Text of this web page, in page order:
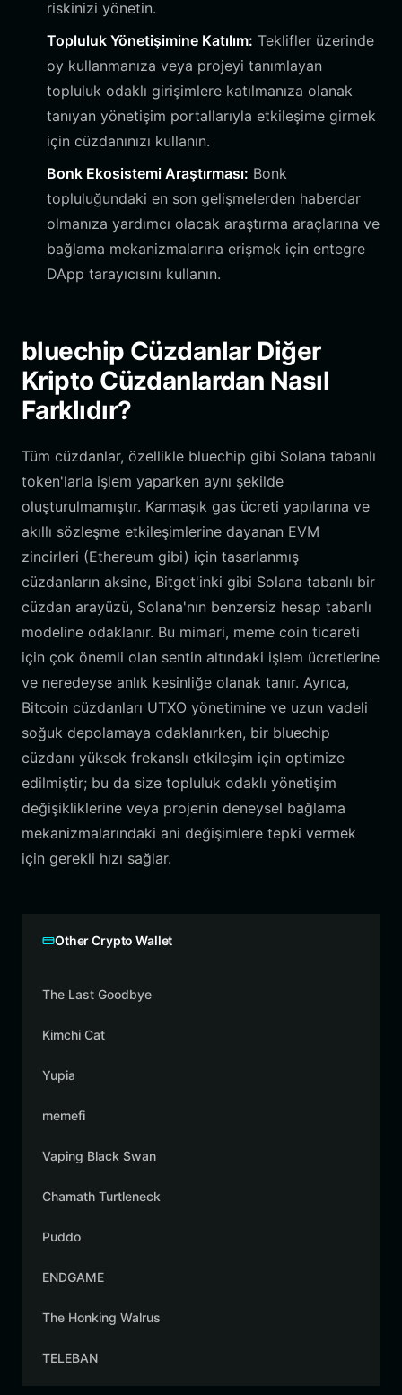
riskinizi yönetin.
Topluluk Yönetişimine Katılım: Teklifler üzerinde
oy kullanmanıza veya projeyi tanımlayan
topluluk odaklı girişimlere katılmanıza olanak
tanıyan yönetişim portallarıyla etkileşime girmek
için cüzdanınızı kullanın.
Bonk Ekosistemi Araştırması: Bonk
topluluğundaki en son gelişmelerden haberdar
olmanıza yardımcı olacak araştırma araçlarına ve
bağlama mekanizmalarına erişmek için entegre
DApp tarayıcısını kullanın.
bluechip Cüzdanlar Diğer
Kripto Cüzdanlardan Nasıl
Farklıdır?
Tüm cüzdanlar, özellikle bluechip gibi Solana tabanlı
token'larla işlem yaparken aynı şekilde
oluşturulmamıştır. Karmaşık gas ücreti yapılarına ve
akıllı sözleşme etkileşimlerine dayanan EVM
zincirleri (Ethereum gibi) için tasarlanmış
cüzdanların aksine, Bitget'inki gibi Solana tabanlı bir
cüzdan arayüzü, Solana'nın benzersiz hesap tabanlı
modeline odaklanır. Bu mimari, meme coin ticareti
için çok önemli olan sentin altındaki işlem ücretlerine
ve neredeyse anlık kesinliğe olanak tanır. Ayrıca,
Bitcoin cüzdanları UTXO yönetimine ve uzun vadeli
soğuk depolamaya odaklanırken, bir bluechip
cüzdanı yüksek frekanslı etkileşim için optimize
edilmiştir; bu da size topluluk odaklı yönetişim
değişikliklerine veya projenin deneysel bağlama
mekanizmalarındaki ani değişimlere tepki vermek
için gerekli hızı sağlar.
Other Crypto Wallet
The Last Goodbye
Kimchi Cat
Yupia
memefi
Vaping Black Swan
Chamath Turtleneck
Puddo
ENDGAME
The Honking Walrus
TELEBAN